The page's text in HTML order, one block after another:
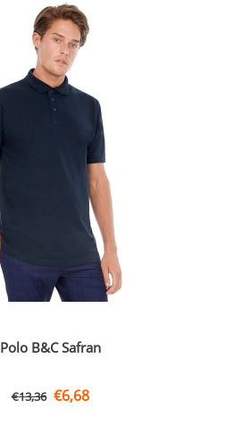
Polo B&C Safran
€13,36 €6,68